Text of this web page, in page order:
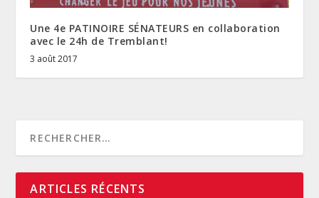
Une 4e PATINOIRE SÉNATEURS en collaboration
avec le 24h de Tremblant!
3 août 2017
ARTICLES RÉCENTS